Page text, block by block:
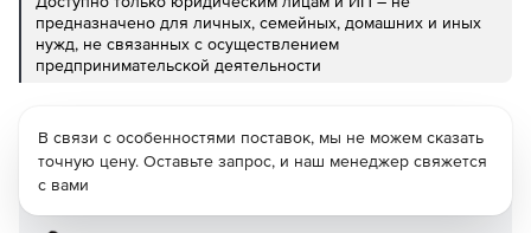
предназначено для личных, семейных, домашних и иных
нужд, не связанных с осуществлением
предпринимательской деятельности
В связи с особенностями поставок, мы не можем сказать
точную цену. Оставьте запрос, и наш менеджер свяжется
с вами